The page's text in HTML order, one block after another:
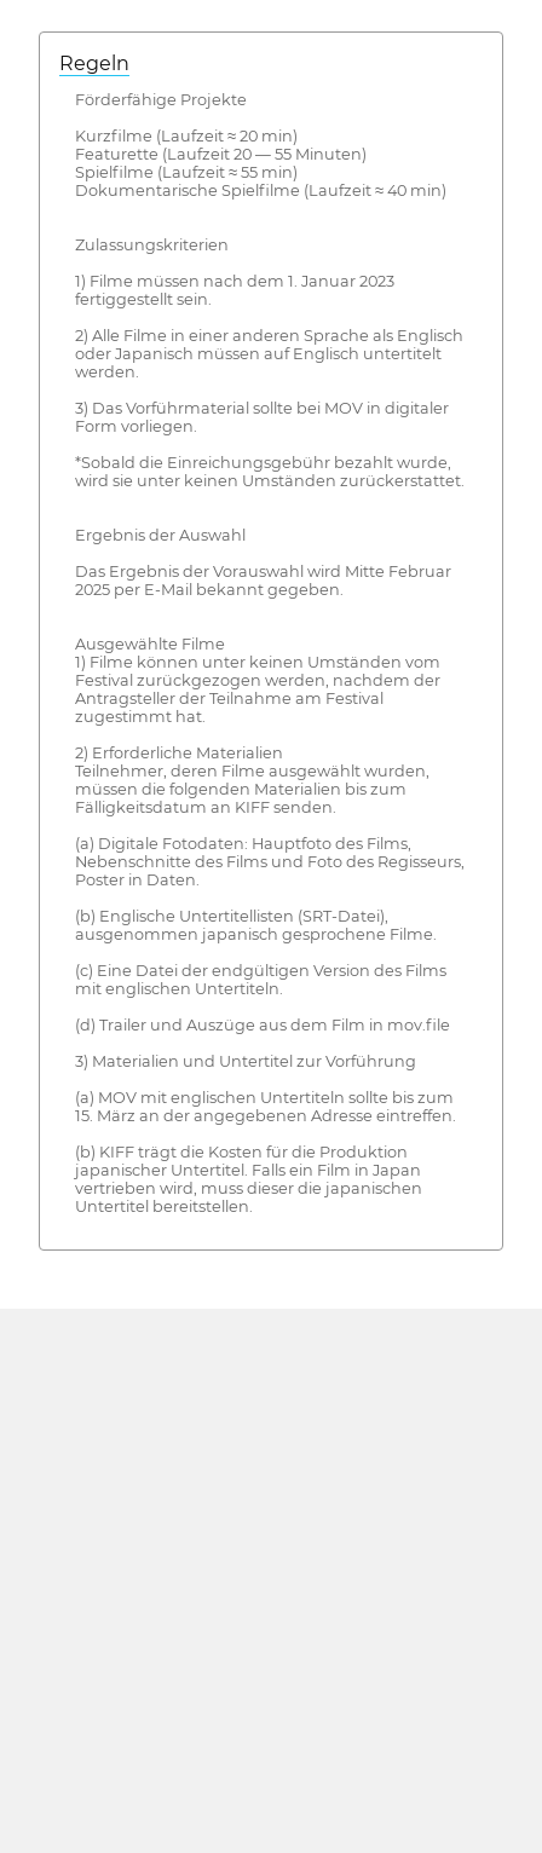
Regeln
Förderfähige Projekte
Kurzfilme (Laufzeit ≈ 20 min)
Featurette (Laufzeit 20 — 55 Minuten)
Spielfilme (Laufzeit ≈ 55 min)
Dokumentarische Spielfilme (Laufzeit ≈ 40 min)
Zulassungskriterien
1) Filme müssen nach dem 1. Januar 2023
fertiggestellt sein.
2) Alle Filme in einer anderen Sprache als Englisch
oder Japanisch müssen auf Englisch untertitelt
werden.
3) Das Vorführmaterial sollte bei MOV in digitaler
Form vorliegen.
*Sobald die Einreichungsgebühr bezahlt wurde,
wird sie unter keinen Umständen zurückerstattet.
Ergebnis der Auswahl
Das Ergebnis der Vorauswahl wird Mitte Februar
2025 per E-Mail bekannt gegeben.
Ausgewählte Filme
1) Filme können unter keinen Umständen vom
Festival zurückgezogen werden, nachdem der
Antragsteller der Teilnahme am Festival
zugestimmt hat.
2) Erforderliche Materialien
Teilnehmer, deren Filme ausgewählt wurden,
müssen die folgenden Materialien bis zum
Fälligkeitsdatum an KIFF senden.
(a) Digitale Fotodaten: Hauptfoto des Films,
Nebenschnitte des Films und Foto des Regisseurs,
Poster in Daten.
(b) Englische Untertitellisten (SRT-Datei),
ausgenommen japanisch gesprochene Filme.
(c) Eine Datei der endgültigen Version des Films
mit englischen Untertiteln.
(d) Trailer und Auszüge aus dem Film in mov.file
3) Materialien und Untertitel zur Vorführung
(a) MOV mit englischen Untertiteln sollte bis zum
15. März an der angegebenen Adresse eintreffen.
(b) KIFF trägt die Kosten für die Produktion
japanischer Untertitel. Falls ein Film in Japan
vertrieben wird, muss dieser die japanischen
Untertitel bereitstellen.